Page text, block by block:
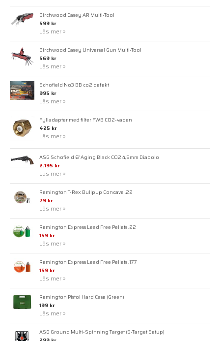
Birchwood Casey AR Multi-Tool
599 kr
Läs mer »
Birchwood Casey Universal Gun Multi-Tool
569 kr
Läs mer »
Schofield No3 BB co2 defekt
995 kr
Läs mer »
Fylladapter med filter FWB CO2-vapen
425 kr
Läs mer »
ASG Schofield 6" Aging Black CO2 4,5mm Diabolo
2.195 kr
Läs mer »
Remington T-Rex Bullpup Concave .22
79 kr
Läs mer »
Remington Express Lead Free Pellets .22
159 kr
Läs mer »
Remington Express Lead Free Pellets .177
159 kr
Läs mer »
Remington Pistol Hard Case (Green)
199 kr
Läs mer »
ASG Ground Multi-Spinning Target (5-Target Setup)